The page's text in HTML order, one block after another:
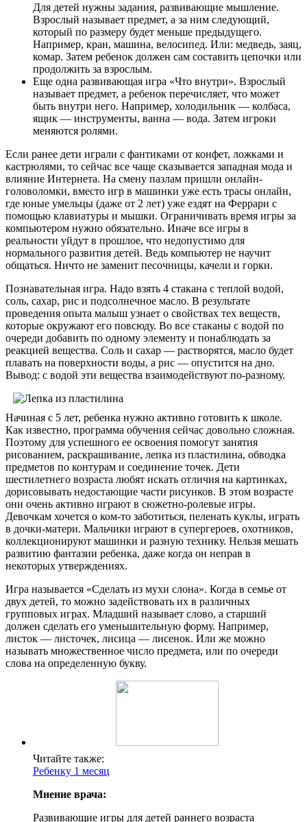
Для детей нужны задания, развивающие мышление.
Взрослый называет предмет, а за ним следующий,
который по размеру будет меньше предыдущего.
Например, кран, машина, велосипед. Или: медведь, заяц,
комар. Затем ребенок должен сам составить цепочки или
продолжить за взрослым.
Еще одна развивающая игра «Что внутри». Взрослый
называет предмет, а ребенок перечисляет, что может
быть внутри него. Например, холодильник — колбаса,
ящик — инструменты, ванна — вода. Затем игроки
меняются ролями.
Если ранее дети играли с фантиками от конфет, ложками и
кастрюлями, то сейчас все чаще сказывается западная мода и
влияние Интернета. На смену пазлам пришли онлайн-
головоломки, вместо игр в машинки уже есть трасы онлайн,
где юные умельцы (даже от 2 лет) уже ездят на Феррари с
помощью клавиатуры и мышки. Ограничивать время игры за
компьютером нужно обязательно. Иначе все игры в
реальности уйдут в прошлое, что недопустимо для
нормального развития детей. Ведь компьютер не научит
общаться. Ничто не заменит песочницы, качели и горки.
Познавательная игра. Надо взять 4 стакана с теплой водой,
соль, сахар, рис и подсолнечное масло. В результате
проведения опыта малыш узнает о свойствах тех веществ,
которые окружают его повсюду. Во все стаканы с водой по
очереди добавить по одному элементу и понаблюдать за
реакцией вещества. Соль и сахар — растворятся, масло будет
плавать на поверхности воды, а рис — опустится на дно.
Вывод: с водой эти вещества взаимодействуют по-разному.
Начиная с 5 лет, ребенка нужно активно готовить к школе.
Как известно, программа обучения сейчас довольно сложная.
Поэтому для успешного ее освоения помогут занятия
рисованием, раскрашивание, лепка из пластилина, обводка
предметов по контурам и соединение точек. Дети
шестилетнего возраста любят искать отличия на картинках,
дорисовывать недостающие части рисунков. В этом возрасте
они очень активно играют в сюжетно-ролевые игры.
Девочкам хочется о ком-то заботиться, пеленать куклы, играть
в дочки-матери. Мальчики играют в супергероев, охотников,
коллекционируют машинки и разную технику. Нельзя мешать
развитию фантазии ребенка, даже когда он неправ в
некоторых утверждениях.
Игра называется «Сделать из мухи слона». Когда в семье от
двух детей, то можно задействовать их в различных
групповых играх. Младший называет слово, а старший
должен сделать его уменьшительную форму. Например,
листок — листочек, лисица — лисенок. Или же можно
называть множественное число предмета, или по очереди
слова на определенную букву.
Читайте также:
Ребенку 1 месяц
Мнение врача:
Развивающие игры для детей раннего возраста